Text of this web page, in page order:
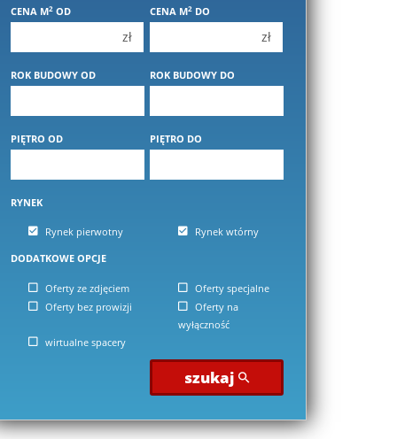
4 pokoje
4 pokoje
CENA M2 OD
zł
CENA M2DO
zł
ROK BUDOWY OD ROK BUDOWY DO
PIĘTRO OD PIĘTRO DO
RYNEK
Rynek pierwotny Rynek wtórny
DODATKOWE OPCJE
Oferty ze zdjęciem
Oferty specjalne
Oferty bez prowizji
Oferty na
wyłączność
wirtualne spacery
szukaj